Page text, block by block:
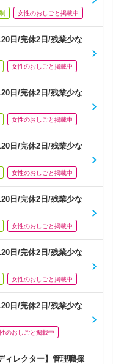
女性のおしごと掲載中
日/完休2日/残業少な
女性のおしごと掲載中
日/完休2日/残業少な
女性のおしごと掲載中
日/完休2日/残業少な
女性のおしごと掲載中
日/完休2日/残業少な
女性のおしごと掲載中
日/完休2日/残業少な
女性のおしごと掲載中
日/完休2日/残業少な
のおしごと掲載中
ィレクター】管理職採